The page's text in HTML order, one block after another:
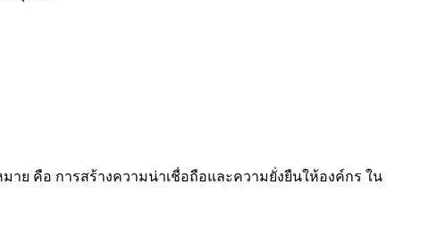
ย คือ การสร้างความน่าเชื่อถือและความยั่งยืนให้องค์กร ใน